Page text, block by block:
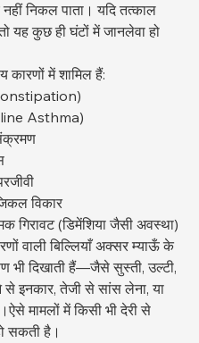
निकल पाता। यदि तत्काल
यह कुछ ही घंटों में जानलेवा हो
कारणों में शामिल हैं:
Asthma)
विकार
गिरावट (डिमेंशिया जैसी अवस्था)
वाली बिल्लियाँ अक्सर म्याऊँ के
भी दिखाती हैं—जैसे सुस्ती, उल्टी,
से इनकार, तेजी से सांस लेना, या
मामलों में किसी भी देरी से
सकती है।